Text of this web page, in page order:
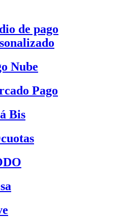
de pago
Nube
Pago
Bis